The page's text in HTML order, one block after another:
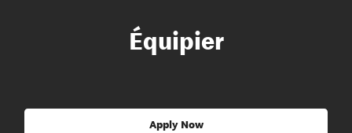
Équipier
Apply Now